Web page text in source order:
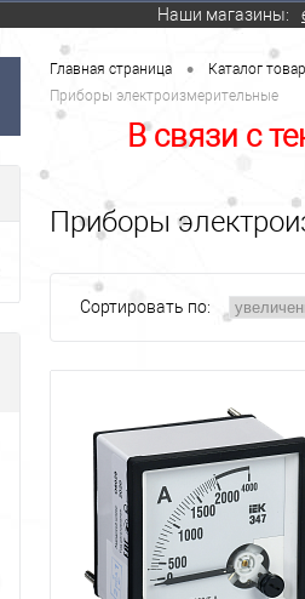
Наши магазины:
Главная страница • Каталог
Приборы электроизмерительные
В связи с
Приборы
Сортировать по: